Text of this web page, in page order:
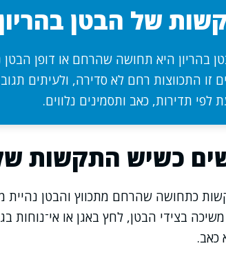
של הבטן
בהריון היא תחושה שהרחם או דופן הבטן
זו התכווצות רחם לא סדירה, ולעיתים
תדירות, כאב ותסמינים נלווים.
כשיש התקשות
כתחושה שהרחם מתכווץ והבטן נהיית
בצידי הבטן, לחץ באגן או אי־נוחות
כאב.